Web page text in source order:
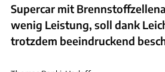
Supercar mit
wenig Leistung, soll dank
trotzdem beeindruckend